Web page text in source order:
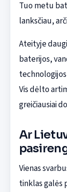
Tuo metu
lanksčiau,
Ateityje
baterijos,
Vis dėlto
greičiausiai
Ar
Vienas
tinklas galės